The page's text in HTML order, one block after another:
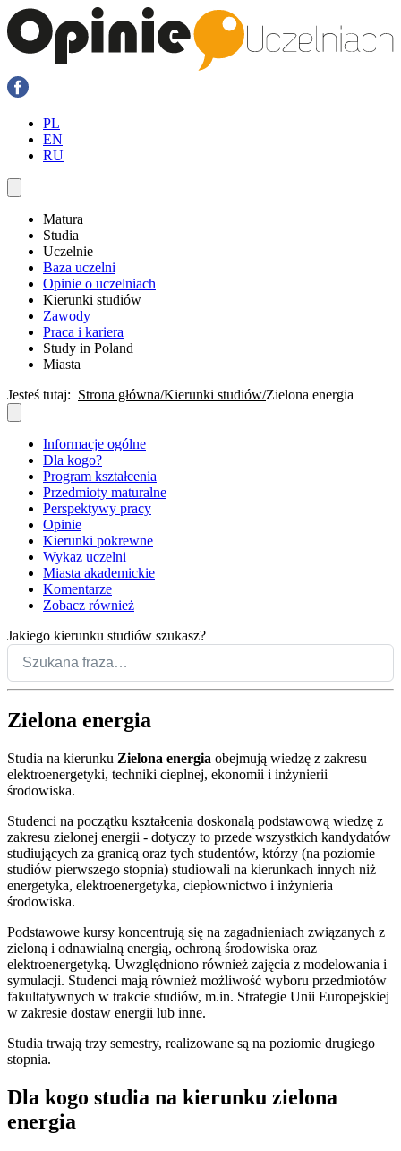
PL
EN
RU
Matura
Studia
Uczelnie
Baza uczelni
Opinie o uczelniach
Kierunki studiów
Zawody
Praca i kariera
Study in Poland
Miasta
Jesteś tutaj: Strona główna Kierunki studiów Zielona energia
Informacje ogólne
Dla kogo?
Program kształcenia
Przedmioty maturalne
Perspektywy pracy
Opinie
Kierunki pokrewne
Wykaz uczelni
Miasta akademickie
Komentarze
Zobacz również
Jakiego kierunku studiów szukasz?
Zielona energia
Studia na kierunku Zielona energia obejmują wiedzę z zakresu
elektroenergetyki, techniki cieplnej, ekonomii i inżynierii
środowiska.
Studenci na początku kształcenia doskonalą podstawową wiedzę z
zakresu zielonej energii - dotyczy to przede wszystkich kandydatów
studiujących za granicą oraz tych studentów, którzy (na poziomie
studiów pierwszego stopnia) studiowali na kierunkach innych niż
energetyka, elektroenergetyka, ciepłownictwo i inżynieria
środowiska.
Podstawowe kursy koncentrują się na zagadnieniach związanych z
zieloną i odnawialną energią, ochroną środowiska oraz
elektroenergetyką. Uwzględniono również zajęcia z modelowania i
symulacji. Studenci mają również możliwość wyboru przedmiotów
fakultatywnych w trakcie studiów, m.in. Strategie Unii Europejskiej
w zakresie dostaw energii lub inne.
Studia trwają trzy semestry, realizowane są na poziomie drugiego
stopnia.
Dla kogo studia na kierunku zielona
energia